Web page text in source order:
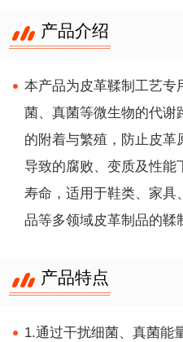
产品介绍
本产品为皮革鞣制工艺专
菌、真菌等微生物的代谢
的附着与繁殖，防止皮革
导致的腐败、变质及性能
寿命，适用于鞋类、家具
品等多领域皮革制品的鞣
产品特点
1.通过干扰细菌、真菌能